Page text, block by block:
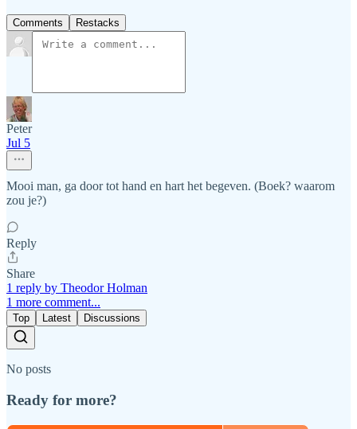
Comments Restacks
Peter
Jul 5
Mooi man, ga door tot hand en hart het begeven. (Boek? waarom
zou je?)
Reply
Share
1 reply by Theodor Holman
1 more comment...
Top Latest Discussions
No posts
Ready for more?